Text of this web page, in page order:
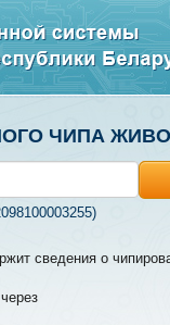
ЧИПА
сведения о